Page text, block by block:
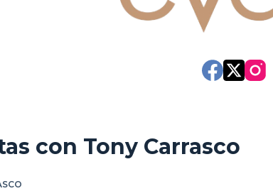
con Tony Carrasco